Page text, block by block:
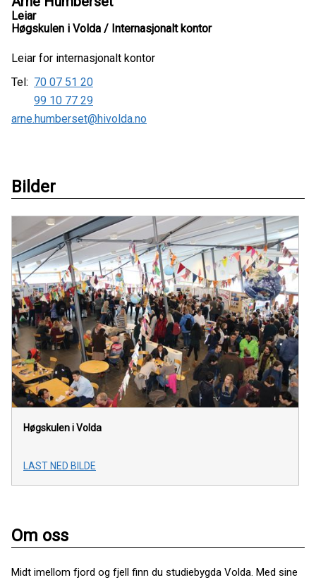
Leiar
Høgskulen i Volda / Internasjonalt kontor
Leiar for internasjonalt kontor
Tel: 70 07 51 20
99 10 77 29
arne.humberset@hivolda.no
Bilder
Høgskulen i Volda
LAST NED BILDE
Om oss
Midt imellom fjord og fjell finn du studiebygda Volda. Med sine